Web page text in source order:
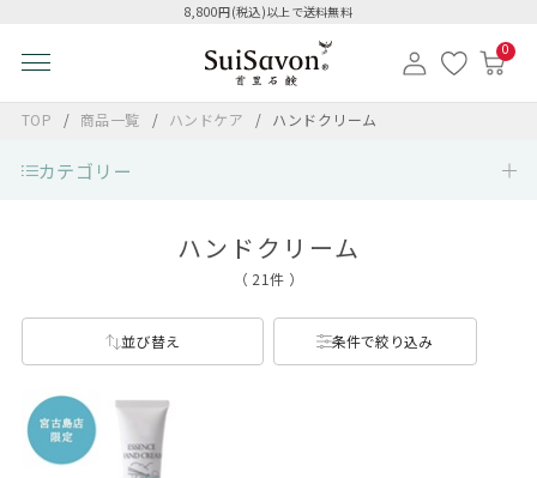
8,800円(税込)以上で送料無料
0
TOP 商品一覧 ハンドケア ハンドクリーム
カテゴリー
ハンドクリーム
（ 21件 ）
並び替え 条件で絞り込み